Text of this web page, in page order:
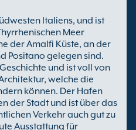
Italiens, und ist
Meer
der Amalfi Küste, an der
Positano gelegen sind.
und ist voll von
welche die
können. Der Hafen
der Stadt und ist über das
Verkehr auch gut zu
Ausstattung für